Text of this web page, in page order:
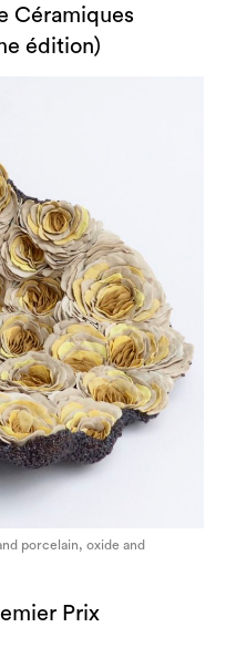
Céramiques
édition)
porcelain, oxide and
Prix